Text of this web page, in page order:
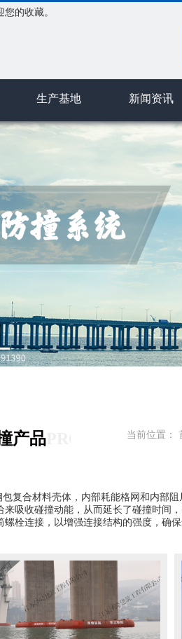
的收藏。
生产基地 新闻资讯
产品PRODUCT当前位置：
复合材料壳体，内部耗能格网和内部
吸收碰撞动能，从而延长了碰撞时间
栓连接，以增强连接结构的强度，确